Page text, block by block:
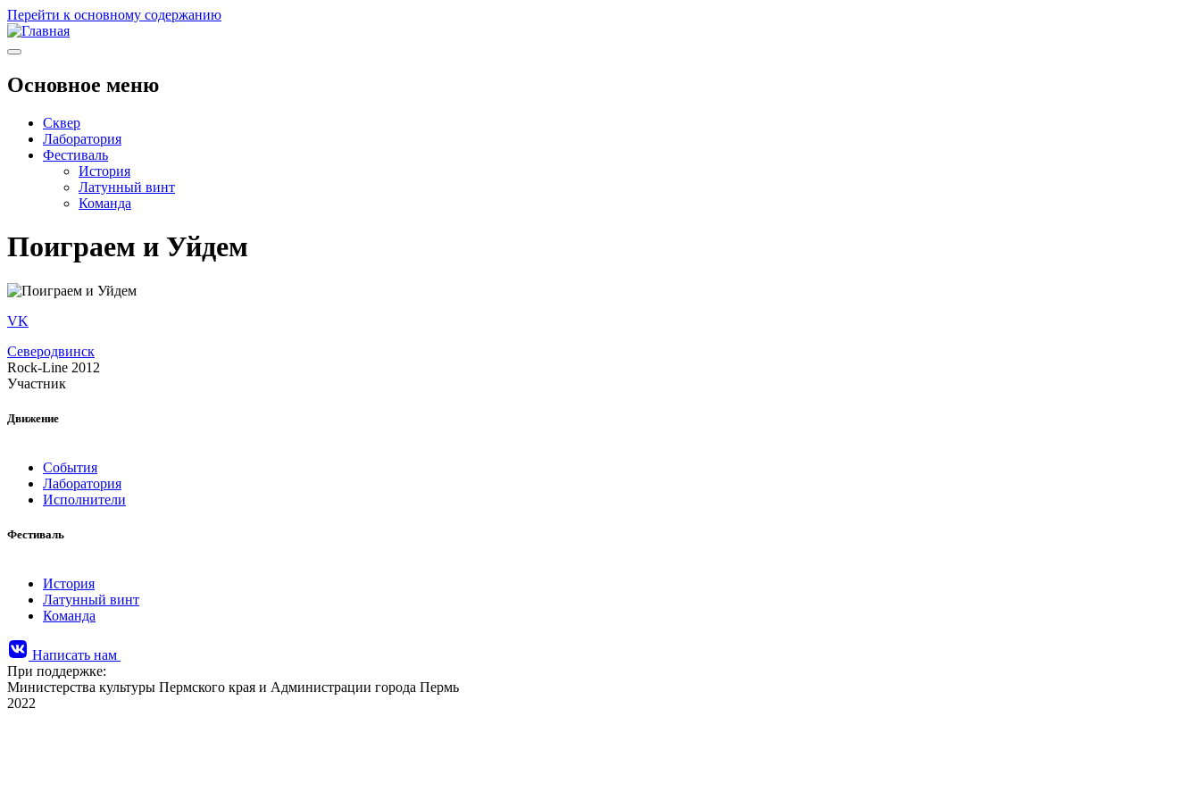
Перейти к основному содержанию
Основное меню
Сквер
Лаборатория
Фестиваль
История
Латунный винт
Команда
Поиграем и Уйдем
VK
Северодвинск
Rock-Line 2012
Участник
Движение
События
Лаборатория
Исполнители
Фестиваль
История
Латунный винт
Команда
Написать нам
При поддержке:
Министерства культуры Пермского края и Администрации города Пермь
2022